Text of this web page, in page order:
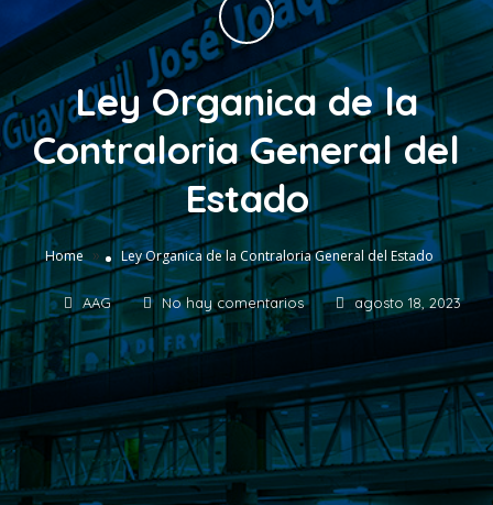
Ley Organica de la
Contraloria General del
Estado
Home » Ley Organica de la Contraloria General del Estado
AAG No hay comentarios agosto 18, 2023